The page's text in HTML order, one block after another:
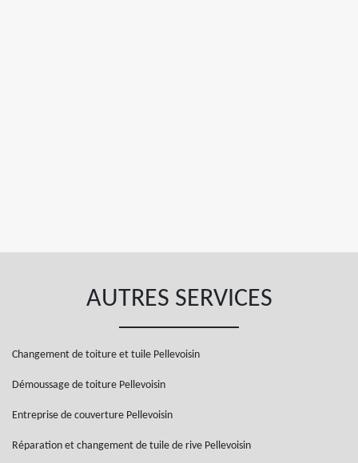
AUTRES SERVICES
Changement de toiture et tuile Pellevoisin
Démoussage de toiture Pellevoisin
Entreprise de couverture Pellevoisin
Réparation et changement de tuile de rive Pellevoisin